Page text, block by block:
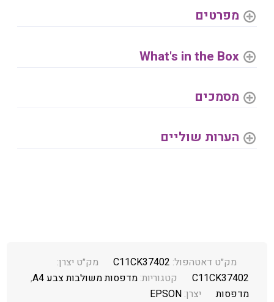
מפרטים
What's in the Box
מסמכים
הערות שוליים
מק״ט דאטהפול: C11CK37402
מק״ט יצרן:
C11CK37402
קטגוריות:מדפסות משולבות צבע A4
,
מדפסות
יצרן:EPSON